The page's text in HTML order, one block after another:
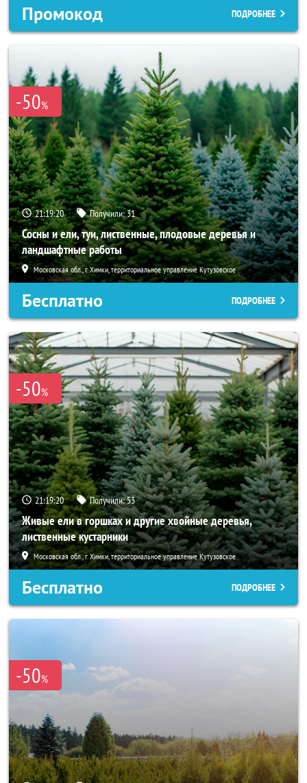
Промокод ПОДРОБНЕЕ
-50%
21:19:19 Получили:31
Сосны и ели, туи, лиственные, плодовые деревья и
ландшафтные работы
Московская обл., г. Химки, территориальное управление Кутузовское
Бесплатно ПОДРОБНЕЕ
-50%
21:19:19 Получили:53
Живые ели в горшках и другие хвойные деревья,
лиственные кустарники
Московская обл., г. Химки, территориальное управление Кутузовское
Бесплатно ПОДРОБНЕЕ
-50%